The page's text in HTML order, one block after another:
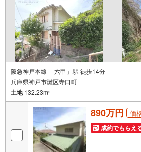
阪急神戸本線 「六甲」駅 徒歩14分
兵庫県神戸市灘区寺口町
土地132.23m2
890万円 価
成約でもらえ